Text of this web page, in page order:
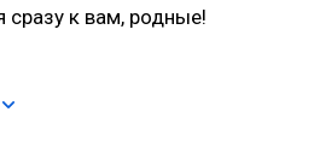
сразу к вам, родные!